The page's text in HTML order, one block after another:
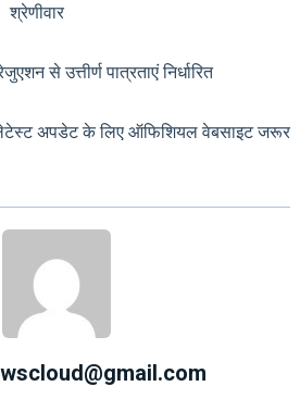
उत्तीर्ण पात्रताएं निर्धारित
लेटेस्ट अपडेट के लिए ऑफिशियल वेबसाइट जरूर